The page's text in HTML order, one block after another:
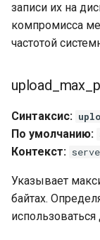
записи их на
компромисса
частотой
Синтаксис:
По умолчанию:
Контекст:
Указывает
байтах.